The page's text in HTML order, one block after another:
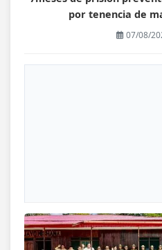
por tenencia de
07/08/